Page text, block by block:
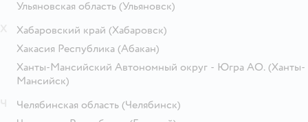
Ульяновская область (Ульяновск)
Хабаровский край (Хабаровск)
Хакасия Республика (Абакан)
Ханты-Мансийский Автономный округ - Югра АО. (Ханты-
Мансийск)
Челябинская область (Челябинск)